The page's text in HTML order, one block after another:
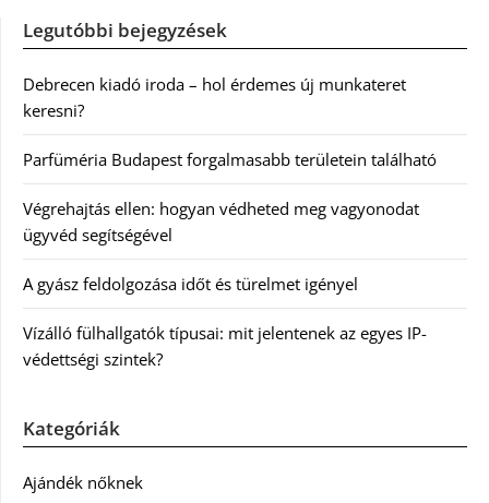
Legutóbbi bejegyzések
Debrecen kiadó iroda – hol érdemes új munkateret
keresni?
Parfüméria Budapest forgalmasabb területein található
Végrehajtás ellen: hogyan védheted meg vagyonodat
ügyvéd segítségével
A gyász feldolgozása időt és türelmet igényel
Vízálló fülhallgatók típusai: mit jelentenek az egyes IP-
védettségi szintek?
Kategóriák
Ajándék nőknek